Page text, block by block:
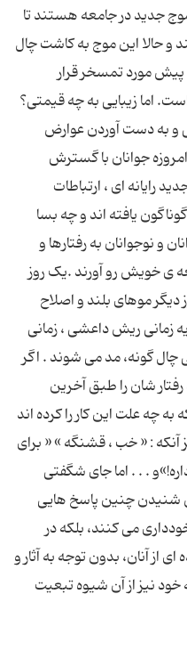
موج جدید در جامعه هستند تا
و حالا این موج به کاشت چال
مورد تمسخر قرار
اما زیبایی به چه قیمتی؟
و به دست آوردن عوارض
جوانان با گسترش
رایانه ای ، ارتباطات
یافته اند و چه بسا
و نوجوانان به رفتارها و
ی خویش رو آورند .یک روز
موهای بلند و اصلاح
زمانی ریش داعشی ، زمانی
چال گونه، مد می شوند . اگر
شان را طبق آخرین
چه علت این کار را کرده اند
: « خب ، قشنگه » « برای
. . . اما جای شگفتی
شنیدن چنین پاسخ هایی
می کنند، بلکه در
آنان، بدون توجه به آثار و
خود نیز از آن شیوه تبعیت